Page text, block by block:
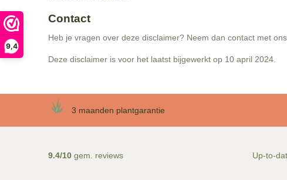
9,4
Contact
Heb je vragen over deze disclaimer? Neem dan contact met
Deze disclaimer is voor het laatst bijgewerkt op 10 april 2024.
3 maanden plantgarantie
9.4/10 gem. reviews Up-to-